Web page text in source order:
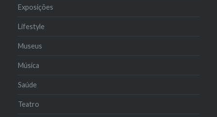
Exposições
Lifestyle
Museus
Música
Saúde
Teatro